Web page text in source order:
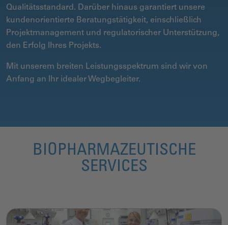
Qualitätsstandard. Darüber hinaus garantiert unsere
kundenorientierte Beratungstätigkeit, einschließlich
Projektmanagement und regulatorischer Unterstützung,
den Erfolg Ihres Projekts.
Mit unserem breiten Leistungsspektrum sind wir von
Anfang an Ihr idealer Wegbegleiter.
BIOPHARMAZEUTISCHE
SERVICES